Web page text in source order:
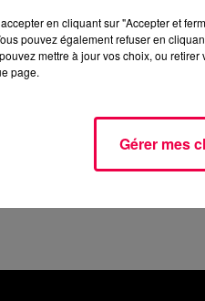
en cliquant sur "Accepter et
pouvez également refuser en
mettre à jour vos choix, ou
page.
Gérer mes